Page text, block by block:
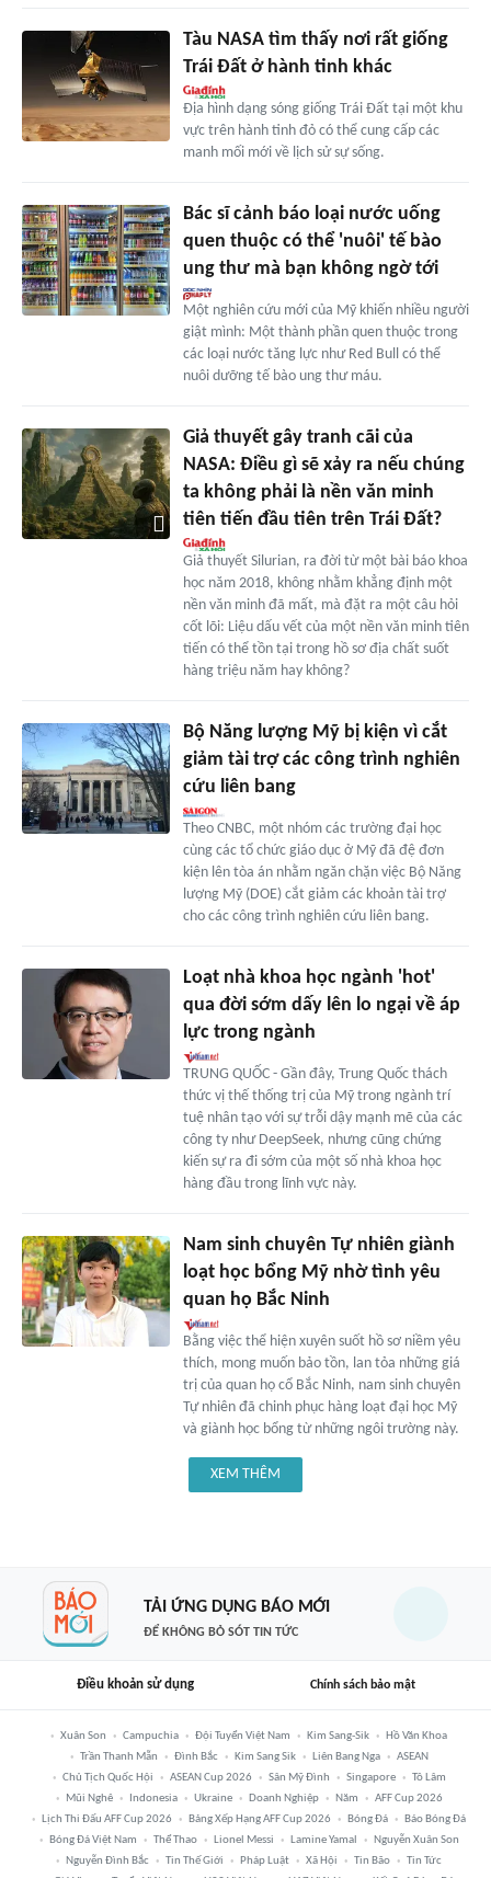
Tàu NASA tìm thấy nơi rất giống
Trái Đất ở hành tinh khác
Địa hình dạng sóng giống Trái Đất tại một khu
vực trên hành tinh đỏ có thể cung cấp các
manh mối mới về lịch sử sự sống.
Bác sĩ cảnh báo loại nước uống
quen thuộc có thể 'nuôi' tế bào
ung thư mà bạn không ngờ tới
Một nghiên cứu mới của Mỹ khiến nhiều người
giật mình: Một thành phần quen thuộc trong
các loại nước tăng lực như Red Bull có thể
nuôi dưỡng tế bào ung thư máu.
Giả thuyết gây tranh cãi của
NASA: Điều gì sẽ xảy ra nếu chúng
ta không phải là nền văn minh
tiên tiến đầu tiên trên Trái Đất?
Giả thuyết Silurian, ra đời từ một bài báo khoa
học năm 2018, không nhằm khẳng định một
nền văn minh đã mất, mà đặt ra một câu hỏi
cốt lõi: Liệu dấu vết của một nền văn minh tiên
tiến có thể tồn tại trong hồ sơ địa chất suốt
hàng triệu năm hay không?
Bộ Năng lượng Mỹ bị kiện vì cắt
giảm tài trợ các công trình nghiên
cứu liên bang
Theo CNBC, một nhóm các trường đại học
cùng các tổ chức giáo dục ở Mỹ đã đệ đơn
kiện lên tòa án nhằm ngăn chặn việc Bộ Năng
lượng Mỹ (DOE) cắt giảm các khoản tài trợ
cho các công trình nghiên cứu liên bang.
Loạt nhà khoa học ngành 'hot'
qua đời sớm dấy lên lo ngại về áp
lực trong ngành
TRUNG QUỐC - Gần đây, Trung Quốc thách
thức vị thế thống trị của Mỹ trong ngành trí
tuệ nhân tạo với sự trỗi dậy mạnh mẽ của các
công ty như DeepSeek, nhưng cũng chứng
kiến sự ra đi sớm của một số nhà khoa học
hàng đầu trong lĩnh vực này.
Nam sinh chuyên Tự nhiên giành
loạt học bổng Mỹ nhờ tình yêu
quan họ Bắc Ninh
Bằng việc thể hiện xuyên suốt hồ sơ niềm yêu
thích, mong muốn bảo tồn, lan tỏa những giá
trị của quan họ cổ Bắc Ninh, nam sinh chuyên
Tự nhiên đã chinh phục hàng loạt đại học Mỹ
và giành học bổng từ những ngôi trường này.
XEM THÊM
TẢI ỨNG DỤNG BÁO MỚI
ĐỂ KHÔNG BỎ SÓT TIN TỨC
Điều khoản sử dụng Chính sách bảo mật
Xuân Son Campuchia Đội Tuyển Việt Nam Kim Sang-Sik
Hồ Văn Khoa
Trần Thanh Mẫn
Đình Bắc Kim Sang Sik Liên Bang Nga
ASEAN
Chủ Tịch Quốc Hội
ASEAN Cup 2026 Sân Mỹ Đình Singapore
Tô Lâm
Mũi Nghê
Indonesia Ukraine Doanh Nghiệp Năm
AFF Cup 2026
Lịch Thi Đấu AFF Cup 2026
Bảng Xếp Hạng AFF Cup 2026 Bóng Đá
Báo Bóng Đá
Bóng Đá Việt Nam
Thể Thao Lionel Messi Lamine Yamal
Nguyễn Xuân Son
Nguyễn Đình Bắc
Tin Thế Giới Pháp Luật Xã Hội Tin Bão
Tin Tức